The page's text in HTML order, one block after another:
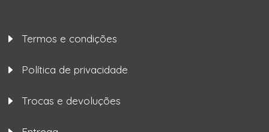
Termos e condições
Política de privacidade
Trocas e devoluções